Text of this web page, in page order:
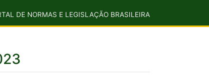
DE NORMAS E LEGISLAÇÃO BRASILEIRA